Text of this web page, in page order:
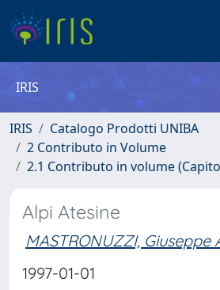
IRIS
IRIS
Catalogo Prodotti UNIBA
2 Contributo in Volume
2.1 Contributo in volume
Alpi Atesine
MASTRONUZZI, Giuseppe
1997-01-01